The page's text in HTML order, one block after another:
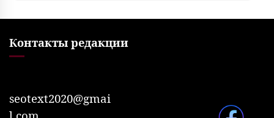
Контакты редакции
seotext2020@gmai